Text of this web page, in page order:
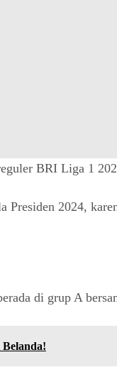
BRI Liga 1
Presiden 2024,
di grup A